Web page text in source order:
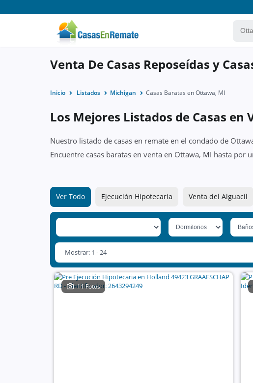
Venta De Casas Reposeídas y
Inicio Listados Michigan Casas Baratas en Ottawa, MI
Los Mejores Listados de Casas
Nuestro listado de casas en remate en el condado de
Encuentre casas baratas en venta en Ottawa, MI hasta por
Ver Todo Ejecución Hipotecaria Venta del Alguacil
Mostrar: 1 - 24
11 Fotos